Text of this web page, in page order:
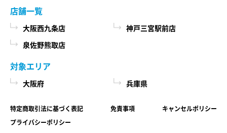
店舗一覧
大阪西九条店
神戸三宮駅前店
泉佐野熊取店
対象エリア
大阪府 兵庫県
特定商取引法に基づく表記 免責事項
キャンセルポリシー
プライバシーポリシー